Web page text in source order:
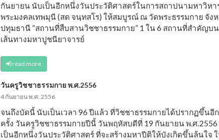
กันยายน นับเป็นอีกหนึ่งวันประวัติศาสตร์ในการสถาปนามหาวิหา
พระมงคลเทพมุนี (สด จนฺทสโร) ให้สมบูรณ์ ณ วัดพระธรรมกาย จัง
ปทุมธานี “สถานที่สืบสานวิชชาธรรมกาย” 1 ใน 6 สถานที่สำคัญบน
เส้นทางมหาปูชนียาจารย์
read more
วันครูวิชชาธรรมกาย พ.ศ.2556
4 กันยายน พ.ศ. 2556
จนถึงบัดนี้ นับเป็นเวลา 96 ปีแล้ว ที่วิชชาธรรมกายได้ปรากฏขึ้นอีก
ครั้ง วันครูวิชชาธรรมกายปีนี้ วันพฤหัสบดีที่ 19 กันยายน พ.ศ.2556
เป็นอีกหนึ่งวันประวัติศาสตร์ ที่จะสร้างมหาปีติให้บังเกิดขึ้นล้นใจ